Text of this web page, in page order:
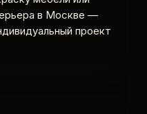
в Москве —
проект